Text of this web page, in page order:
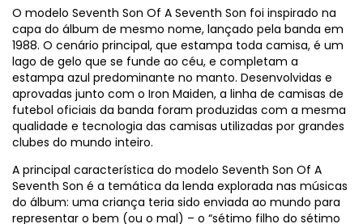
O modelo Seventh Son Of A Seventh Son foi inspirado na
capa do álbum de mesmo nome, lançado pela banda em
1988. O cenário principal, que estampa toda camisa, é um
lago de gelo que se funde ao céu, e completam a
estampa azul predominante no manto. Desenvolvidas e
aprovadas junto com o Iron Maiden, a linha de camisas de
futebol oficiais da banda foram produzidas com a mesma
qualidade e tecnologia das camisas utilizadas por grandes
clubes do mundo inteiro.
A principal característica do modelo Seventh Son Of A
Seventh Son é a temática da lenda explorada nas músicas
do álbum: uma criança teria sido enviada ao mundo para
representar o bem (ou o mal) – o “sétimo filho do sétimo